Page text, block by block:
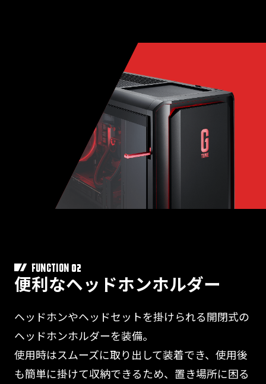
FUNCTION 02
便利なヘッドホンホルダー
ヘッドホンやヘッドセットを掛けられる開閉式の
ヘッドホンホルダーを装備。
使用時はスムーズに取り出して装着でき、使用後
も簡単に掛けて収納できるため、置き場所に困る